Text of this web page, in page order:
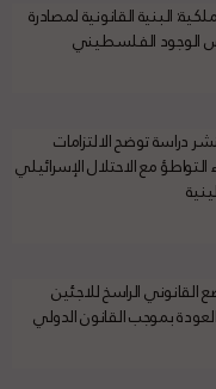
البنية القانونية لمصادرة
الوجود الفلسطيني
دراسة توضح الالتزامات
التواطؤ مع الاحتلال الإسرائيلي
الراسخ للاجئين
بموجب القانون الدولي